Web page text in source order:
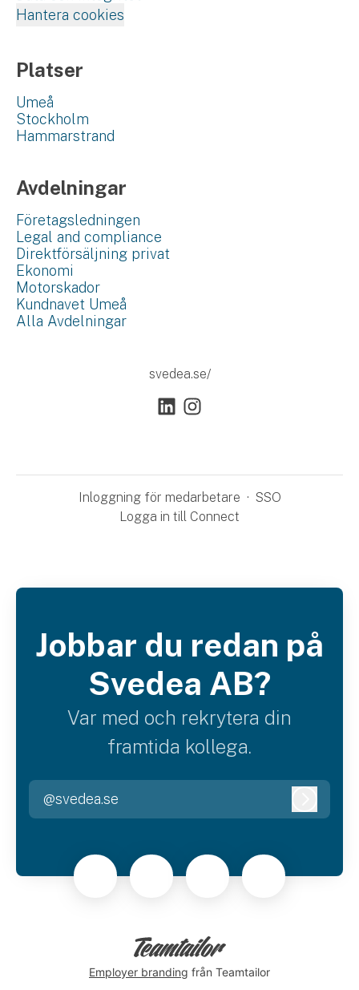
Hantera cookies
Platser
Umeå
Stockholm
Hammarstrand
Avdelningar
Företagsledningen
Legal and compliance
Direktförsäljning privat
Ekonomi
Motorskador
Kundnavet Umeå
Alla Avdelningar
svedea.se/
Inloggning för medarbetare · SSO
Logga in till Connect
Jobbar du redan på
Svedea AB?
Var med och rekrytera din
framtida kollega.
@svedea.se
Employer branding från Teamtailor